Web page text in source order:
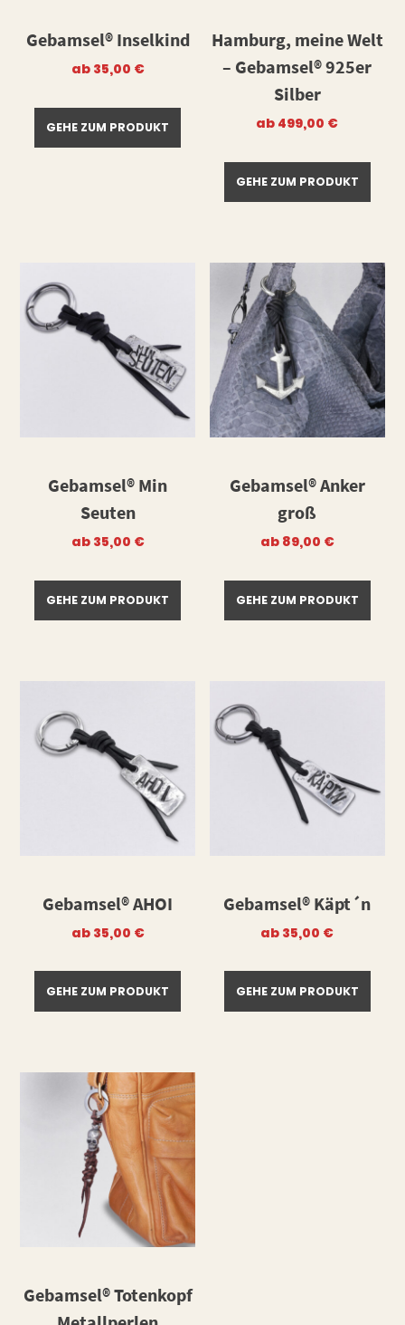
Gebamsel® Inselkind
ab 35,00 €
GEHE ZUM PRODUKT
Hamburg, meine Welt
– Gebamsel® 925er
Silber
ab 499,00 €
GEHE ZUM PRODUKT
Gebamsel® Min
Seuten
ab 35,00 €
GEHE ZUM PRODUKT
Gebamsel® Anker
groß
ab 89,00 €
GEHE ZUM PRODUKT
Gebamsel® AHOI
ab 35,00 €
GEHE ZUM PRODUKT
Gebamsel® Käpt´n
ab 35,00 €
GEHE ZUM PRODUKT
Gebamsel® Totenkopf